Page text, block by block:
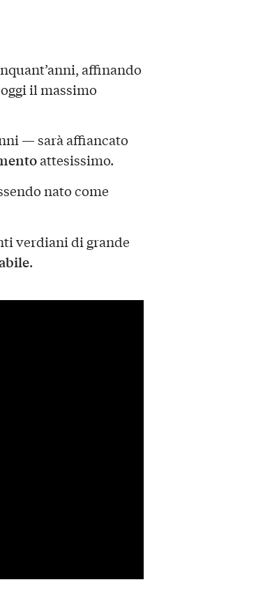
affinando
il massimo
— sarà affiancato
attesissimo.
nato come
verdiani di grande
.